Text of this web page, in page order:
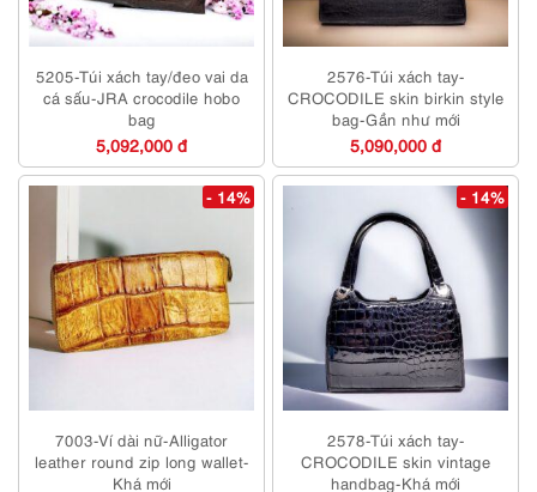
5205-Túi xách tay/đeo vai da
cá sấu-JRA crocodile hobo
bag
5,092,000 đ
2576-Túi xách tay-
CROCODILE skin birkin style
bag-Gần như mới
5,090,000 đ
- 14%
7003-Ví dài nữ-Alligator
leather round zip long wallet-
Khá mới
- 14%
2578-Túi xách tay-
CROCODILE skin vintage
handbag-Khá mới